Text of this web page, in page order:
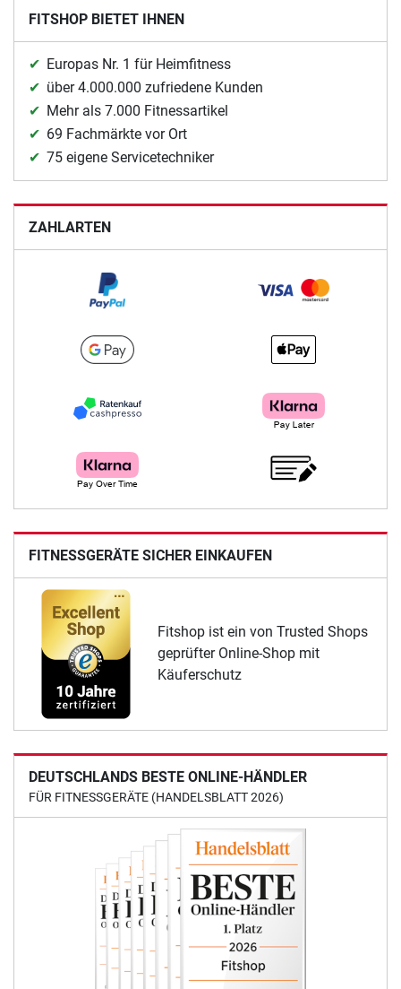
FITSHOP BIETET IHNEN
Europas Nr. 1 für Heimfitness
über 4.000.000 zufriedene Kunden
Mehr als 7.000 Fitnessartikel
69 Fachmärkte vor Ort
75 eigene Servicetechniker
ZAHLARTEN
FITNESSGERÄTE SICHER EINKAUFEN
Fitshop ist ein von Trusted Shops
geprüfter Online-Shop mit
Käuferschutz
DEUTSCHLANDS BESTE ONLINE-HÄNDLER
FÜR FITNESSGERÄTE (HANDELSBLATT 2026)